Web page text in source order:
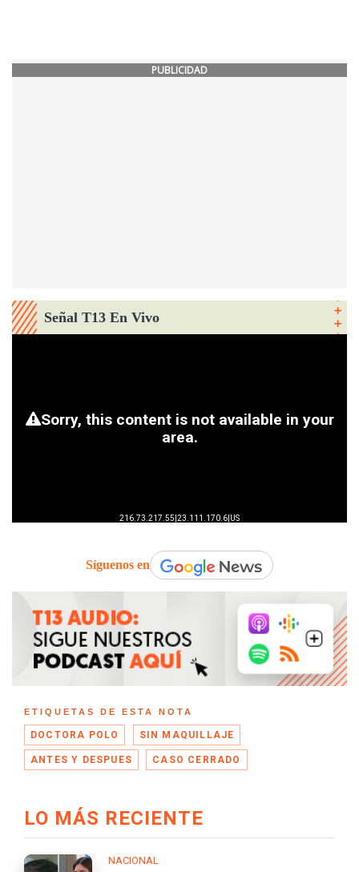
PUBLICIDAD
Señal T13 En Vivo
Síguenos en
ETIQUETAS DE ESTA NOTA
DOCTORA POLO SIN MAQUILLAJE
ANTES Y DESPUES CASO CERRADO
LO MÁS RECIENTE
NACIONAL